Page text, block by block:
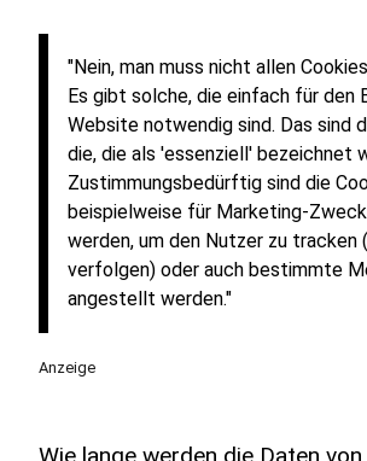
"Nein, man muss nicht allen
Es gibt solche, die einfach für den
Website notwendig sind. Das sind
die, die als 'essenziell' bezeichnet
Zustimmungsbedürftig sind die
beispielweise für Marketing-
werden, um den Nutzer zu tracken
verfolgen) oder auch bestimmte
angestellt werden."
Anzeige